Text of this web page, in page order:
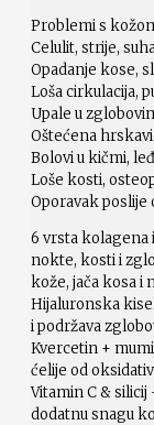
Problemi s
Celulit, strije,
Opadanje kose,
Loša cirkulacija,
Upale u
Oštećena
Bolovi u kičmi,
Loše kosti,
Oporavak poslije
6 vrsta kolagena
nokte, kosti i
kože, jača kosa i
Hijaluronska
i podržava
Kvercetin +
ćelije od
Vitamin C &
dodatnu snagu